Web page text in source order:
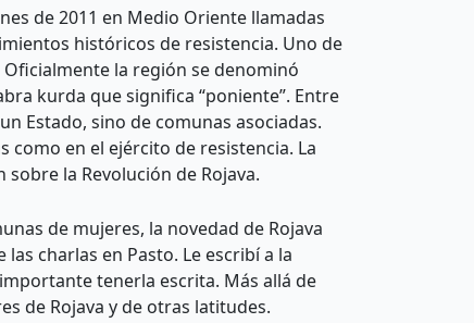
de 2011 en Medio Oriente llamadas
históricos de resistencia. Uno de
la región se denominó
kurda que significa “poniente”. Entre
Estado, sino de comunas asociadas.
como en el ejército de resistencia. La
la Revolución de Rojava.
de mujeres, la novedad de Rojava
charlas en Pasto. Le escribí a la
tenerla escrita. Más allá de
de Rojava y de otras latitudes.